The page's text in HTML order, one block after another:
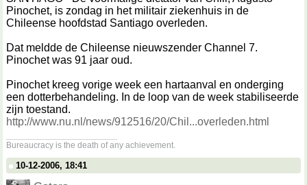
Pinochet, is zondag in het militair ziekenhuis in de
Chileense hoofdstad Santiago overleden.
Dat meldde de Chileense nieuwszender Channel 7.
Pinochet was 91 jaar oud.
Pinochet kreeg vorige week een hartaanval en onderging
een dotterbehandeling. In de loop van de week stabiliseerde
zijn toestand.
http://www.nu.nl/news/912516/20/Chil...overleden.html
Bureaucracy is the death of any achievement.
10-12-2006, 18:41